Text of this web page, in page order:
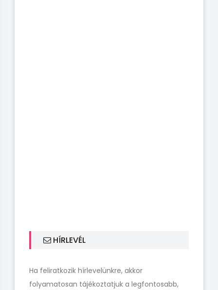
HÍRLEVÉL
Ha feliratkozik hírlevelünkre, akkor
folyamatosan tájékoztatjuk a legfontosabb,